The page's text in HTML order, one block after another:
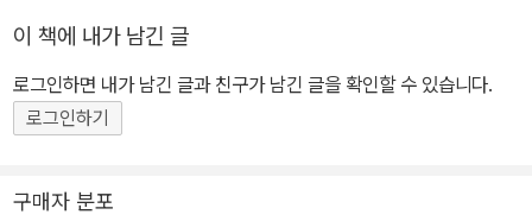
이 책에 내가 남긴 글
로그인하면 내가 남긴 글과 친구가 남긴 글을 확인할 수 있습니다.
로그인하기
구매자 분포